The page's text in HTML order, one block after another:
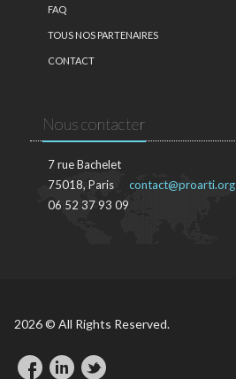
FAQ
TOUS NOS PARTENAIRES
CONTACT
Nous contacter
7 rue Bachelet
75018, Paris
06 52 37 93 09
contact@proarti.org
2026 © All Rights Reserved.